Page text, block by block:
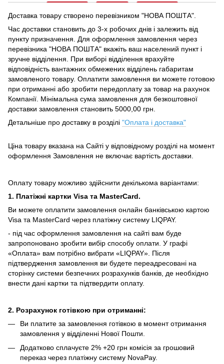
Доставка товару створено перевізником "НОВА ПОШТА".
Час доставки становить до 3-х робочих днів і залежить від
пункту призначення. Для оформлення замовлення через
перевізника "НОВА ПОШТА" вкажіть ваш населений пункт і
зручне відділення.
При виборі відділення врахуйте
відповідність вантажних обмежених відділень габаритам
замовленого товару. Оплатити замовлення ви можете готовою
при отриманні або зробити передоплату за товар на рахунок
Компанії. Мінімальна сума замовлення для безкоштовної
доставки замовлення становить 5000,00 грн.
Детальніше про доставку в розділі "Оплата і доставка"
Ціна товару вказана на Сайті у відповідному розділі на момент
оформлення Замовлення не включає вартість доставки.
Оплату товару можливо здійснити декількома варіантами:
1. Платіжні картки Visa та MasterCard.
Ви можете оплатити замовлення онлайн банківською картою
Visa та MasterCard через платіжну систему LIQPAY.
- під час оформлення замовлення на сайті вам буде
запропоновано зробити вибір способу оплати. У графі
«Оплата» вам потрібно вибрати «LIQPAY». Після
підтвердження замовлення ви будете переадресовані на
сторінку системи безпечних розрахунків банків, де необхідно
внести дані картки та підтвердити оплату.
2. Розрахунок готівкою при отриманні:
Ви платите за замовлення готівкою в момент отримання
замовлення у відділенні Нової Пошти.
Додатково сплачуєте 2% +20 грн комісія за грошовий
переказ через платіжну систему NovaPay.